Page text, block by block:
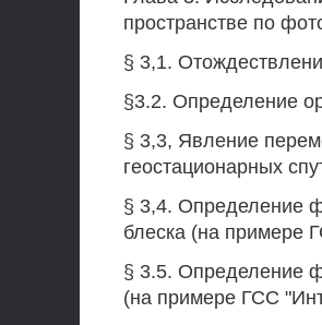
пространстве по
§ 3,1.
§3.2. Определение
§ 3,3, Явление
геостационарных
§ 3,4. Определение
блеска (на примере
§ 3.5. Определение
(на примере ГСС